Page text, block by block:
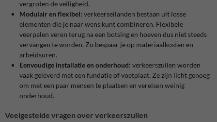
vergroten de veiligheid.
Modulair en flexibel: verkeerseilanden bestaan uit losse
elementen die je naar wens kunt combineren. Flexibele
veerpalen veren terug na een botsing en hoeven dus niet steeds
vervangen te worden. Zo bespaar je op materiaalkosten en
arbeidsuren.
Eenvoudige installatie en onderhoud: verkeerszuilen worden
vaak geleverd met een fundatie of voetplaat. Ze zijn licht genoeg
om met een paar mensen te plaatsen en vereisen weinig
onderhoud.
Veelgestelde vragen over verkeerszuilen